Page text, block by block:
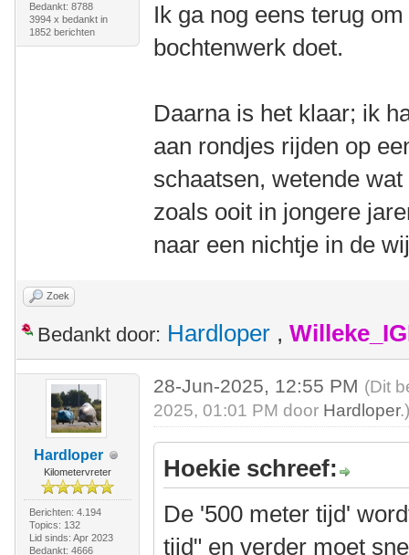
Bedankt: 8788
3994 x bedankt in
1852 berichten
Ik ga nog eens terug
bochtenwerk doet.
Daarna is het klaar; ik
aan rondjes rijden op
schaatsen, wetende
zoals ooit in jongere
naar een nichtje in de
Zoek
Bedankt door: Hardloper ,
Hardloper
Kilometervreter
Berichten: 4.194
Topics: 132
Lid sinds: Apr 2023
Bedankt: 4666
28-Jun-2025, 12:55 PM (Dit
2025, 01:01 PM door Hardloper
Hoekie schreef:
De '500 meter tijd'
tijd" en verder moet